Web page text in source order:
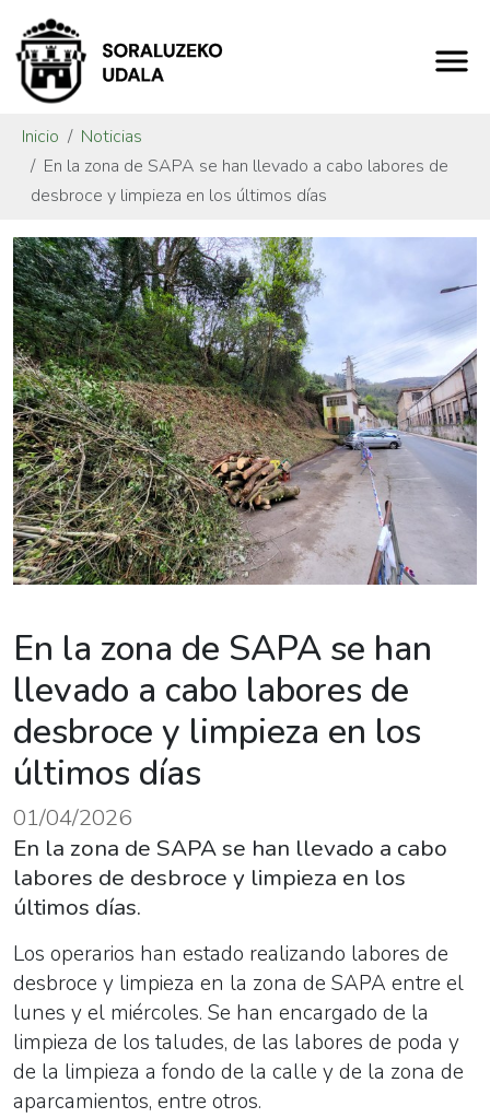
Inicio
Noticias
En la zona de SAPA se han llevado a cabo labores de
desbroce y limpieza en los últimos días
En la zona de SAPA se han
llevado a cabo labores de
desbroce y limpieza en los
últimos días
01/04/2026
En la zona de SAPA se han llevado a cabo
labores de desbroce y limpieza en los
últimos días.
Los operarios han estado realizando labores de
desbroce y limpieza en la zona de SAPA entre el
lunes y el miércoles. Se han encargado de la
limpieza de los taludes, de las labores de poda y
de la limpieza a fondo de la calle y de la zona de
aparcamientos, entre otros.